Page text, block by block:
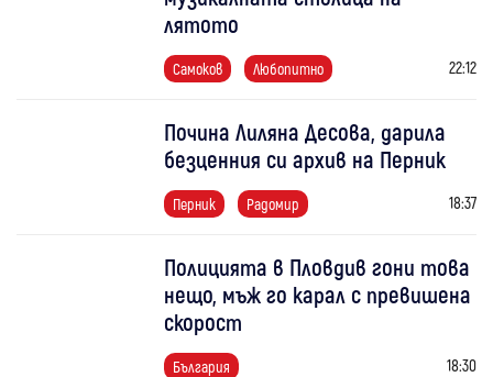
лятото
Самоков Любопитно 22:12
Почина Лиляна Десова, дарила
безценния си архив на Перник
Перник Радомир 18:37
Полицията в Пловдив гони това
нещо, мъж го карал с превишена
скорост
България 18:30